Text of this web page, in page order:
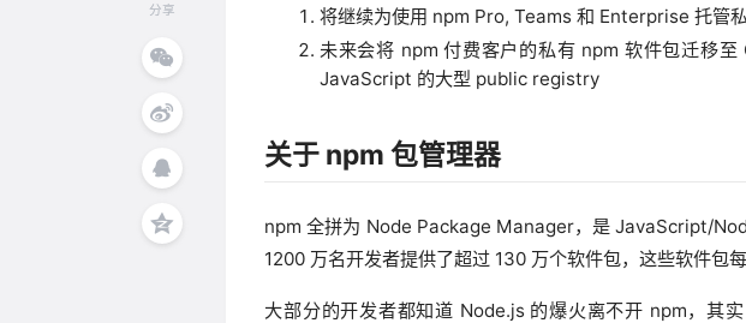
将继续为使用 npm Pro, Teams 和 Enterprise 托管
未来会将 npm 付费客户的私有 npm 软件包迁移
JavaScript 的大型 public registry
关于 npm 包管理器
npm 全拼为 Node Package Manager，是 JavaScript/
1200 万名开发者提供了超过 130 万个软件包，这些软件包
大部分的开发者都知道 Node.js 的爆火离不开 npm，其
分享